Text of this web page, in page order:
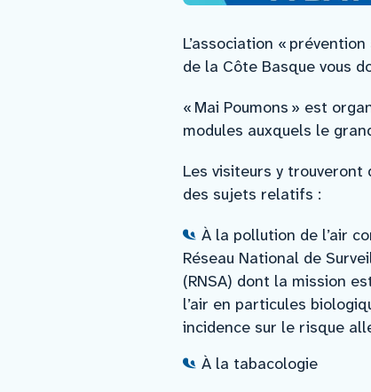
L’association «
de la Côte Basque vous
« Mai Poumons » est
modules auxquels le
Les visiteurs y trouveront
des sujets relatifs :
À la pollution de l’air
Réseau National de
(RNSA) dont la mission
l’air en particules
incidence sur le risque
À la tabacologie